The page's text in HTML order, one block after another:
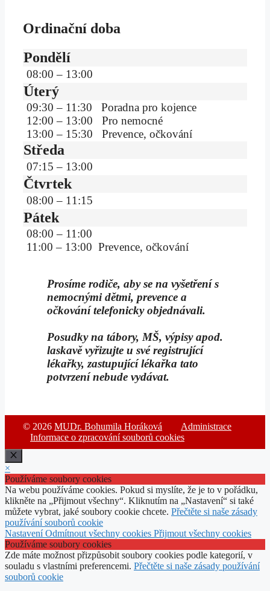
Ordinační doba
Pondělí
08:00 – 13:00
Úterý
09:30 – 11:30 Poradna pro kojence
12:00 – 13:00 Pro nemocné
13:00 – 15:30 Prevence, očkování
Středa
07:15 – 13:00
Čtvrtek
08:00 – 11:15
Pátek
08:00 – 11:00
11:00 – 13:00 Prevence, očkování
Prosíme rodiče, aby se na vyšetření s
nemocnými dětmi, prevence a
očkování telefonicky objednávali.
Posudky na tábory, MŠ, výpisy apod.
laskavě vyřizujte u své registrující
lékařky, zastupující lékařka tato
potvrzení nebude vydávat.
© 2026 MUDr. Bohumila Horáková
Administrace
Informace o zpracování souborů cookies
Zavřít
×
Používáme soubory cookies
Na webu používáme cookies. Pokud si myslíte, že je to v pořádku,
klikněte na „Přijmout všechny“. Kliknutím na „Nastavení“ si také
můžete vybrat, jaké soubory cookie chcete. Přečtěte si naše zásady
používání souborů cookie
NastaveníOdmítnout všechny cookies Přijmout všechny cookies
Používáme soubory cookies
Zde máte možnost přizpůsobit soubory cookies podle kategorií, v
souladu s vlastními preferencemi. Přečtěte si naše zásady používání
souborů cookie